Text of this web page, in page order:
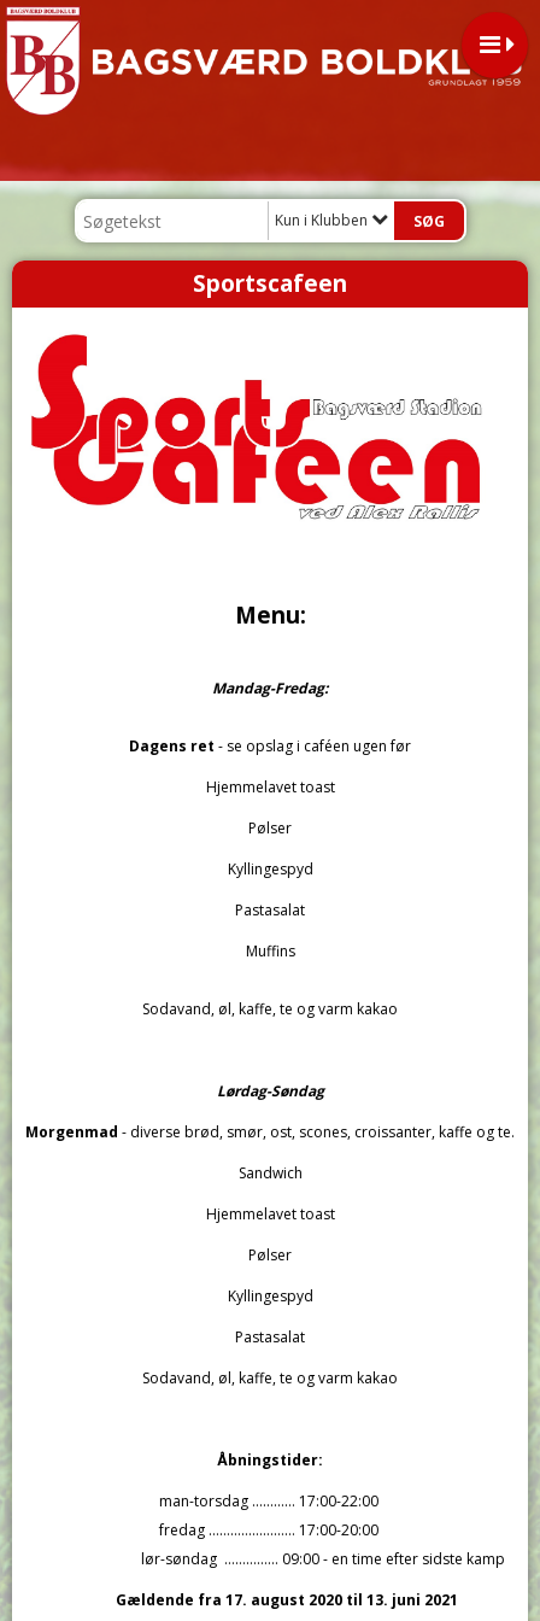
Kun i Klubben
Sportscafeen
Menu:
Mandag-Fredag:
Dagens ret - se opslag i caféen ugen før
Hjemmelavet toast
Pølser
Kyllingespyd
Pastasalat
Muffins
Sodavand, øl, kaffe, te og varm kakao
Lørdag-Søndag
Morgenmad - diverse brød, smør, ost, scones, croissanter, kaffe og te.
Sandwich
Hjemmelavet toast
Pølser
Kyllingespyd
Pastasalat
Sodavand, øl, kaffe, te og varm kakao
Åbningstider:
man-torsdag ………… 17:00-22:00
fredag …………………… 17:00-20:00
lør-søndag …………… 09:00 - en time efter sidste kamp
Gældende fra 17. august 2020 til 13. juni 2021